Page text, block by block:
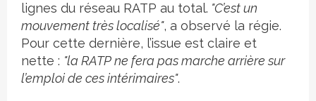
lignes du réseau RATP au total. "C’est un
mouvement très localisé", a observé la régie.
Pour cette dernière, l’issue est claire et
nette : "la RATP ne fera pas marche arrière sur
l’emploi de ces intérimaires".